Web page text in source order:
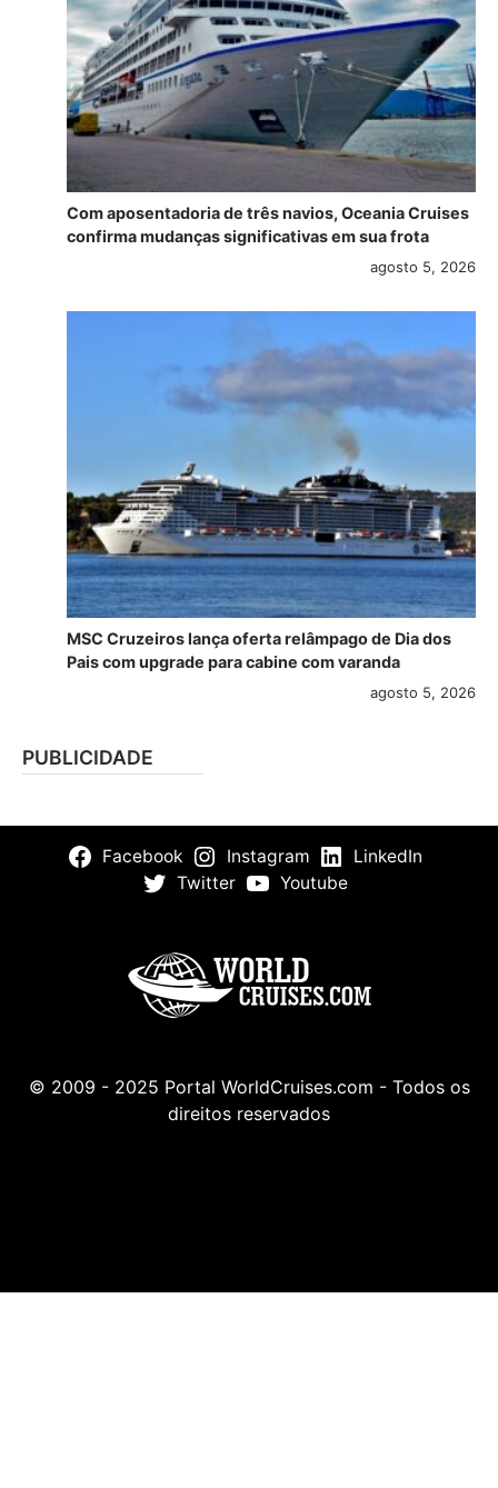
Com aposentadoria de três navios, Oceania Cruises
confirma mudanças significativas em sua frota
agosto 5, 2026
MSC Cruzeiros lança oferta relâmpago de Dia dos
Pais com upgrade para cabine com varanda
agosto 5, 2026
PUBLICIDADE
Facebook Instagram
LinkedIn
Twitter
Youtube
© 2009 - 2025 Portal WorldCruises.com - Todos os
direitos reservados